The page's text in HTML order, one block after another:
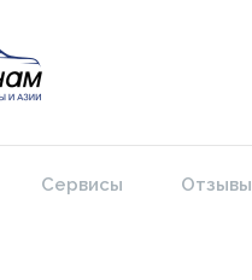
Сервисы Отзывы